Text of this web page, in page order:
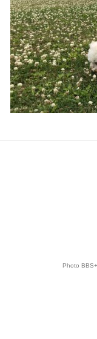
Photo BBS+